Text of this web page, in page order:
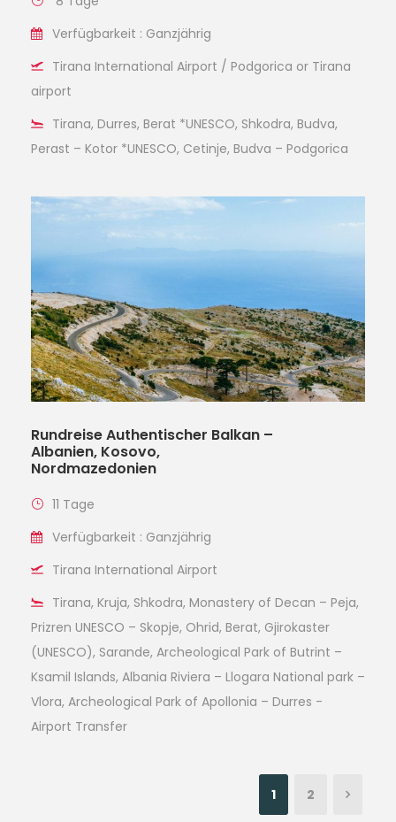
Verfügbarkeit : Ganzjährig
Tirana International Airport / Podgorica or Tirana
airport
Tirana, Durres, Berat *UNESCO, Shkodra, Budva,
Perast – Kotor *UNESCO, Cetinje, Budva – Podgorica
Rundreise Authentischer Balkan –
Albanien, Kosovo,
Nordmazedonien
11 Tage
Verfügbarkeit : Ganzjährig
Tirana International Airport
Tirana, Kruja, Shkodra, Monastery of Decan – Peja,
Prizren UNESCO – Skopje, Ohrid, Berat, Gjirokaster
(UNESCO), Sarande, Archeological Park of Butrint –
Ksamil Islands, Albania Riviera – Llogara National park –
Vlora, Archeological Park of Apollonia – Durres -
Airport Transfer
1 2